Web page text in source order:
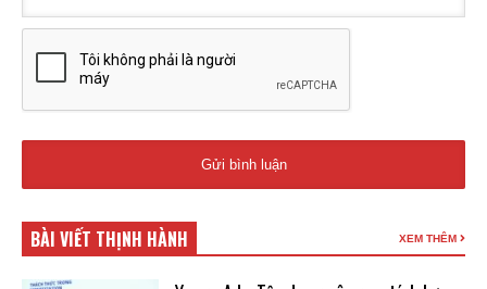
BÀI VIẾT THỊNH HÀNH XEM THÊM